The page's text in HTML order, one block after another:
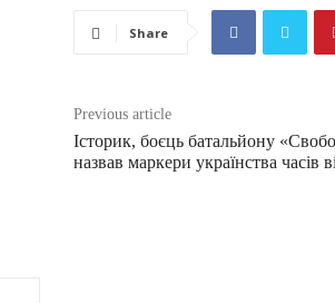
Share
Previous article
Історик, боєць батальйону
назвав маркери українства часів